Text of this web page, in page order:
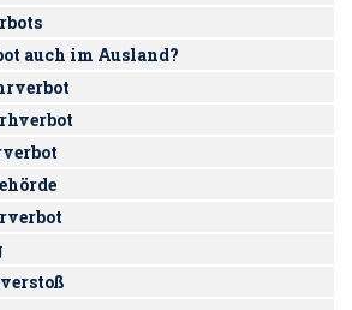
auch im Ausland?